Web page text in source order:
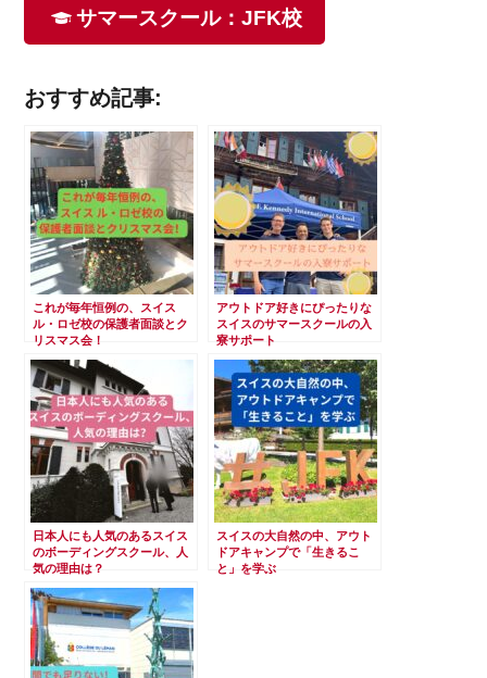
サマースクール：JFK校
おすすめ記事:
これが毎年恒例の、スイス
ル・ロゼ校の保護者面談とク
リスマス会！
アウトドア好きにぴったりな
スイスのサマースクールの入
寮サポート
日本人にも人気のあるスイス
のボーディングスクール、人
気の理由は？
スイスの大自然の中、アウト
ドアキャンプで「生きるこ
と」を学ぶ